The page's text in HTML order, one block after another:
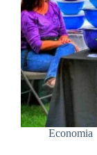
Economia